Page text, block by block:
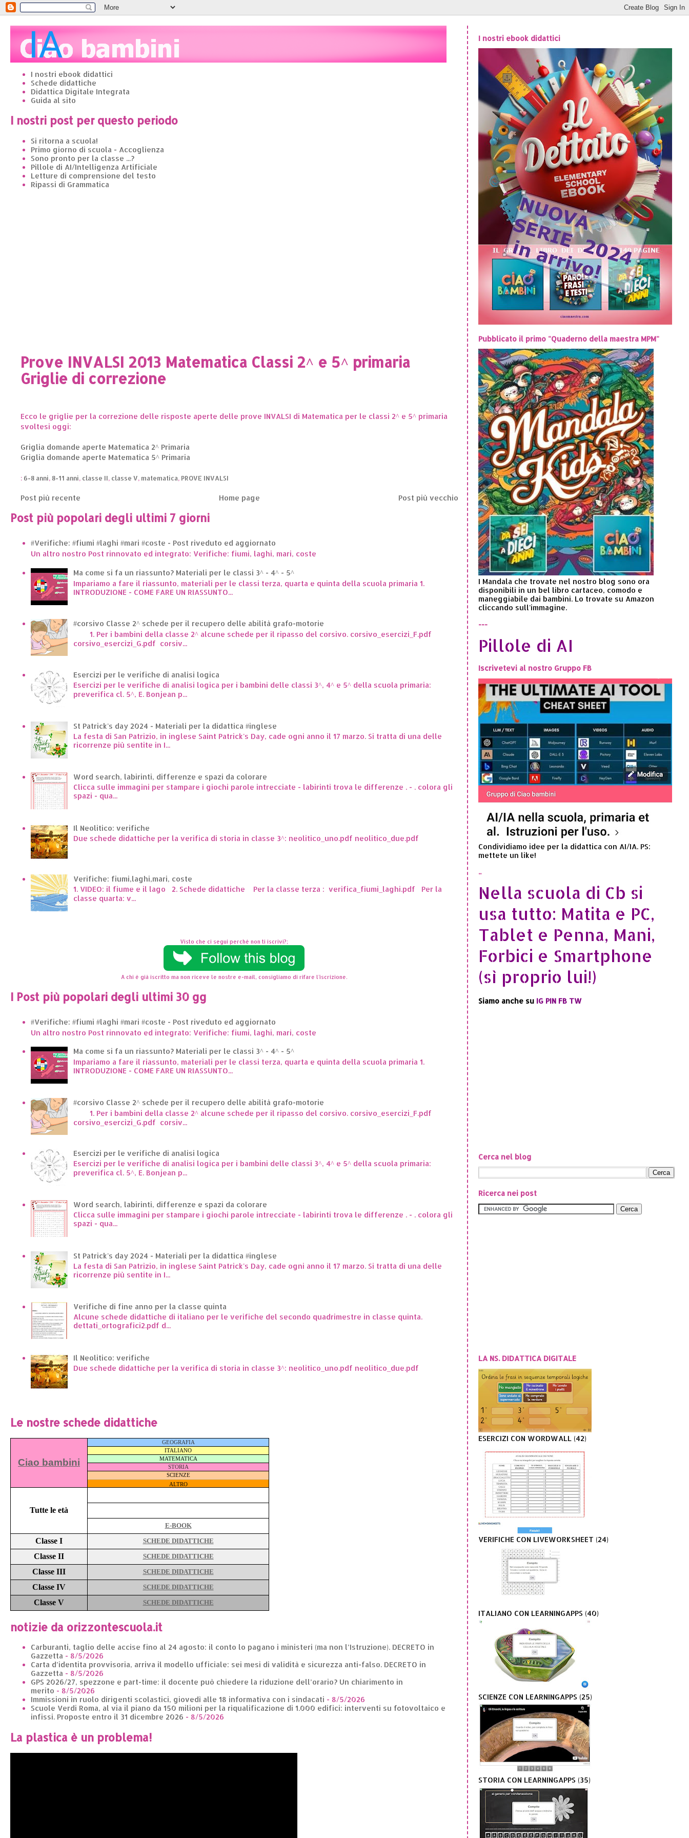
I nostri ebook didattici
Schede didattiche
Didattica Digitale Integrata
Guida al sito
I nostri post per questo periodo
Si ritorna a scuola!
Primo giorno di scuola - Accoglienza
Sono pronto per la classe ...?
Pillole di AI/Intelligenza Artificiale
Letture di comprensione del testo
Ripassi di Grammatica
Prove INVALSI 2013 Matematica Classi 2^ e 5^ primaria
Griglie di correzione
Ecco le griglie per la correzione delle risposte aperte delle prove INVALSI di Matematica per le classi 2^ e 5^ primaria
svoltesi oggi:
Griglia domande aperte Matematica 2^ Primaria
Griglia domande aperte Matematica 5^ Primaria
: 6-8 anni, 8-11 anni, classe II, classe V, matematica, PROVE INVALSI
Post più recente Post più vecchio
Home page
Post più popolari degli ultimi 7 giorni
#Verifiche: #fiumi #laghi #mari #coste - Post riveduto ed aggiornato
Un altro nostro Post rinnovato ed integrato: Verifiche: fiumi, laghi, mari, coste
Ma come si fa un riassunto? Materiali per le classi 3^ - 4^ - 5^
Impariamo a fare il riassunto, materiali per le classi terza, quarta e quinta della scuola primaria 1.
INTRODUZIONE - COME FARE UN RIASSUNTO...
#corsivo Classe 2^ schede per il recupero delle abilità grafo-motorie
1. Per i bambini della classe 2^ alcune schede per il ripasso del corsivo. corsivo_esercizi_F.pdf
corsivo_esercizi_G.pdf corsiv...
Esercizi per le verifiche di analisi logica
Esercizi per le verifiche di analisi logica per i bambini delle classi 3^, 4^ e 5^ della scuola primaria:
preverifica cl. 5^, E. Bonjean p...
St Patrick's day 2024 - Materiali per la didattica #inglese
La festa di San Patrizio, in inglese Saint Patrick's Day, cade ogni anno il 17 marzo. Si tratta di una delle
ricorrenze più sentite in I...
Word search, labirinti, differenze e spazi da colorare
Clicca sulle immagini per stampare i giochi parole intrecciate - labirinti trova le differenze . - . colora gli
spazi - qua...
Il Neolitico: verifiche
Due schede didattiche per la verifica di storia in classe 3^: neolitico_uno.pdf neolitico_due.pdf
Verifiche: fiumi,laghi,mari, coste
1. VIDEO: il fiume e il lago 2. Schede didattiche Per la classe terza : verifica_fiumi_laghi.pdf Per la
classe quarta: v...
Visto che ci segui perchè non ti iscrivi?;
A chi è già iscritto ma non riceve le nostre e-mail, consigliamo di rifare l'iscrizione.
I Post più popolari degli ultimi 30 gg
#Verifiche: #fiumi #laghi #mari #coste - Post riveduto ed aggiornato
Un altro nostro Post rinnovato ed integrato: Verifiche: fiumi, laghi, mari, coste
Ma come si fa un riassunto? Materiali per le classi 3^ - 4^ - 5^
Impariamo a fare il riassunto, materiali per le classi terza, quarta e quinta della scuola primaria 1.
INTRODUZIONE - COME FARE UN RIASSUNTO...
#corsivo Classe 2^ schede per il recupero delle abilità grafo-motorie
1. Per i bambini della classe 2^ alcune schede per il ripasso del corsivo. corsivo_esercizi_F.pdf
corsivo_esercizi_G.pdf corsiv...
Esercizi per le verifiche di analisi logica
Esercizi per le verifiche di analisi logica per i bambini delle classi 3^, 4^ e 5^ della scuola primaria:
preverifica cl. 5^, E. Bonjean p...
Word search, labirinti, differenze e spazi da colorare
Clicca sulle immagini per stampare i giochi parole intrecciate - labirinti trova le differenze . - . colora gli
spazi - qua...
St Patrick's day 2024 - Materiali per la didattica #inglese
La festa di San Patrizio, in inglese Saint Patrick's Day, cade ogni anno il 17 marzo. Si tratta di una delle
ricorrenze più sentite in I...
Verifiche di fine anno per la classe quinta
Alcune schede didattiche di italiano per le verifiche del secondo quadrimestre in classe quinta.
dettati_ortografici2.pdf d...
Il Neolitico: verifiche
Due schede didattiche per la verifica di storia in classe 3^: neolitico_uno.pdf neolitico_due.pdf
Le nostre schede didattiche
Ciao bambini
GEOGRAFIA
ITALIANO
MATEMATICA
STORIA
SCIENZE
ALTRO
Tutte le età
E-BOOK
Classe I SCHEDE DIDATTICHE
Classe II SCHEDE DIDATTICHE
Classe III SCHEDE DIDATTICHE
Classe IV SCHEDE DIDATTICHE
Classe V SCHEDE DIDATTICHE
notizie da orizzontescuola.it
Carburanti, taglio delle accise fino al 24 agosto: il conto lo pagano i ministeri (ma non l’Istruzione). DECRETO in
Gazzetta - 8/5/2026
Carta d’identita provvisoria, arriva il modello ufficiale: sei mesi di validità e sicurezza anti-falso. DECRETO in
Gazzetta - 8/5/2026
GPS 2026/27, spezzone e part-time: il docente può chiedere la riduzione dell’orario? Un chiarimento in
merito - 8/5/2026
Immissioni in ruolo dirigenti scolastici, giovedì alle 18 informativa con i sindacati - 8/5/2026
Scuole Verdi Roma, al via il piano da 150 milioni per la riqualificazione di 1.000 edifici: interventi su fotovoltaico e
infissi. Proposte entro il 31 dicembre 2026 - 8/5/2026
La plastica è un problema!
I nostri ebook didattici
Pubblicato il primo "Quaderno della maestra MPM"
I Mandala che trovate nel nostro blog sono ora
disponibili in un bel libro cartaceo, comodo e
maneggiabile dai bambini. Lo trovate su Amazon
cliccando sull'immagine.
---
Pillole di AI
Iscrivetevi al nostro Gruppo FB
Condividiamo idee per la didattica con AI/IA. PS:
mettete un like!
..
Nella scuola di Cb si
usa tutto: Matita e PC,
Tablet e Penna, Mani,
Forbici e Smartphone
(sì proprio lui!)
Siamo anche su IG PIN FB TW
Cerca nel blog
Ricerca nei post
LA NS. DIDATTICA DIGITALE
ESERCIZI CON WORDWALL (42)
VERIFICHE CON LIVEWORKSHEET (24)
ITALIANO CON LEARNINGAPPS (40)
SCIENZE CON LEARNINGAPPS (25)
STORIA CON LEARNINGAPPS (35)